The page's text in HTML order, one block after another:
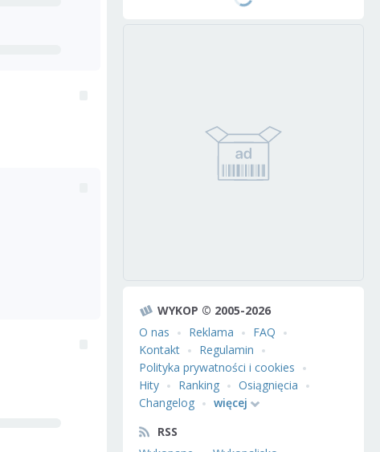
WYKOP © 2005-2026
O nas
Reklama
FAQ
Kontakt
Regulamin
Polityka prywatności i cookies
Hity
Ranking
Osiągnięcia
Changelog
więcej
RSS